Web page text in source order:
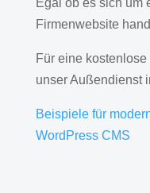
Firmenwebsite
Für eine
unser Außendienst
Beispiele für
WordPress CMS